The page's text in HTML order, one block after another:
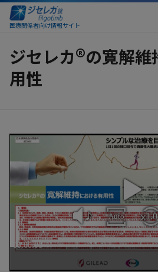
医療関係者向け情報サイト
ジセレカ ®の寛解維
用性